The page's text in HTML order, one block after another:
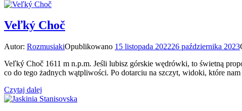
Veľký Choč
Autor: RozmusiakiOpublikowano 15 listopada 202226 października 2023
Veľký Choč 1611 m n.p.m. Jeśli lubisz górskie wędrówki, to świetną
co do tego żadnych wątpliwości. Po dotarciu na szczyt, widoki, które
Czytaj dalej